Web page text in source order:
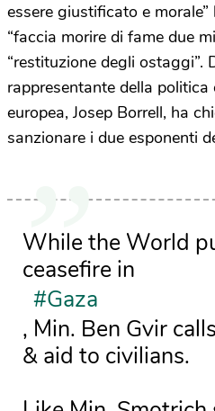
essere giustificato e
“faccia morire di fame due
“restituzione degli ostaggi”.
rappresentante della politica
europea, Josep Borrell, ha
sanzionare i due esponenti
While the World
ceasefire in
#Gaza
, Min. Ben Gvir
& aid to civilians.